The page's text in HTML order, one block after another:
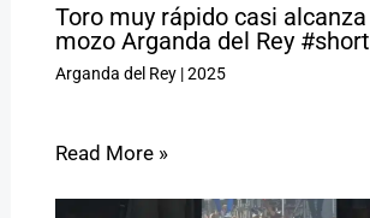
Toro muy rápido casi
mozo Arganda del Rey
Arganda del Rey|2025
Read More »